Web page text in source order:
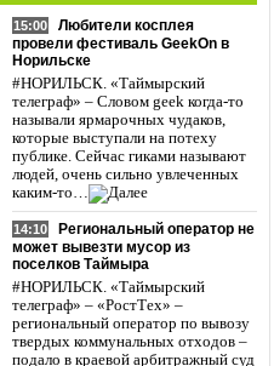
15:00
Любители косплея
провели фестиваль GeekOn в
Норильске
#НОРИЛЬСК. «Таймырский
телеграф» – Словом geek когда-то
называли ярмарочных чудаков,
которые выступали на потеху
публике. Сейчас гиками называют
людей, очень сильно увлеченных
каким-то…
14:10
Региональный оператор не
может вывезти мусор из
поселков Таймыра
#НОРИЛЬСК. «Таймырский
телеграф» – «РостТех» –
региональный оператор по вывозу
твердых коммунальных отходов –
подало в краевой арбитражный суд